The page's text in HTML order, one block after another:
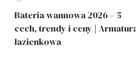
Bateria wannowa 2026 – 5
cech, trendy i ceny |
łazienkowa